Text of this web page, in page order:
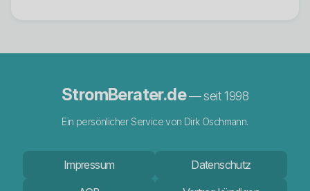
StromBerater.de— seit 1998
Ein persönlicher Service von Dirk Oschmann.
Impressum
Datenschutz